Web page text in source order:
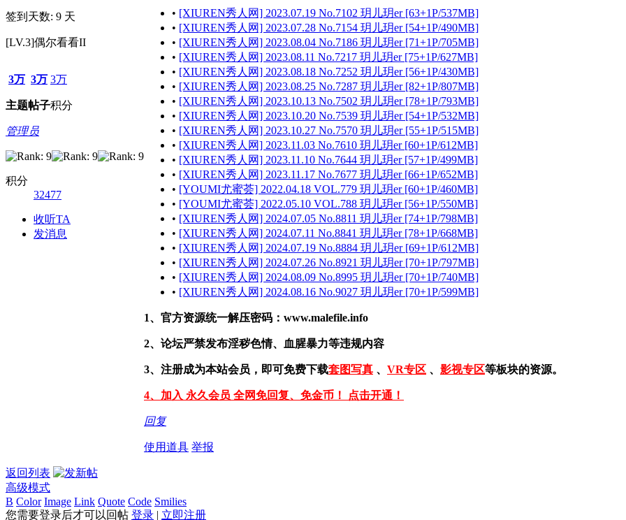
签到天数: 9 天
[LV.3]偶尔看看II
3万
主题
3万
帖子
3万
积分
管理员
积分
32477
收听TA
发消息
• [XIUREN秀人网] 2023.07.19 No.7102 玥儿玥er [63+1P/537MB]
• [XIUREN秀人网] 2023.07.28 No.7154 玥儿玥er [54+1P/490MB]
• [XIUREN秀人网] 2023.08.04 No.7186 玥儿玥er [71+1P/705MB]
• [XIUREN秀人网] 2023.08.11 No.7217 玥儿玥er [75+1P/627MB]
• [XIUREN秀人网] 2023.08.18 No.7252 玥儿玥er [56+1P/430MB]
• [XIUREN秀人网] 2023.08.25 No.7287 玥儿玥er [82+1P/807MB]
• [XIUREN秀人网] 2023.10.13 No.7502 玥儿玥er [78+1P/793MB]
• [XIUREN秀人网] 2023.10.20 No.7539 玥儿玥er [54+1P/532MB]
• [XIUREN秀人网] 2023.10.27 No.7570 玥儿玥er [55+1P/515MB]
• [XIUREN秀人网] 2023.11.03 No.7610 玥儿玥er [60+1P/612MB]
• [XIUREN秀人网] 2023.11.10 No.7644 玥儿玥er [57+1P/499MB]
• [XIUREN秀人网] 2023.11.17 No.7677 玥儿玥er [66+1P/652MB]
• [YOUMI尤蜜荟] 2022.04.18 VOL.779 玥儿玥er [60+1P/460MB]
• [YOUMI尤蜜荟] 2022.05.10 VOL.788 玥儿玥er [56+1P/550MB]
• [XIUREN秀人网] 2024.07.05 No.8811 玥儿玥er [74+1P/798MB]
• [XIUREN秀人网] 2024.07.11 No.8841 玥儿玥er [78+1P/668MB]
• [XIUREN秀人网] 2024.07.19 No.8884 玥儿玥er [69+1P/612MB]
• [XIUREN秀人网] 2024.07.26 No.8921 玥儿玥er [70+1P/797MB]
• [XIUREN秀人网] 2024.08.09 No.8995 玥儿玥er [70+1P/740MB]
• [XIUREN秀人网] 2024.08.16 No.9027 玥儿玥er [70+1P/599MB]
1、官方资源统一解压密码：www.malefile.info
2、论坛严禁发布淫秽色情、血腥暴力等违规内容
3、注册成为本站会员，即可免费下载套图写真 、 VR专区 、 影视专区等板块的资源。
4、加入 永久会员 全网免回复、免金币！ 点击开通！
回复
使用道具 举报
返回列表
高级模式
B Color Image Link Quote Code Smilies
您需要登录后才可以回帖 登录 | 立即注册